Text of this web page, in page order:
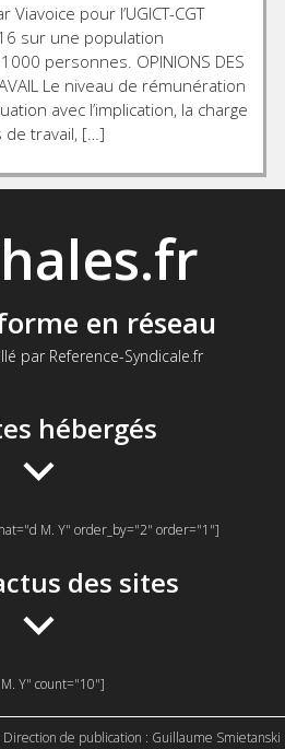
pour l’UGICT-CGT
sur une population
personnes. OPINIONS DES
Le niveau de rémunération
avec l’implication, la charge
de travail, […]
en réseau
par Reference-Syndicale.fr
hébergés
M. Y" order_by="2" order="1"]
des sites
Y" count="10"]
Direction de publication : Guillaume Smietanski